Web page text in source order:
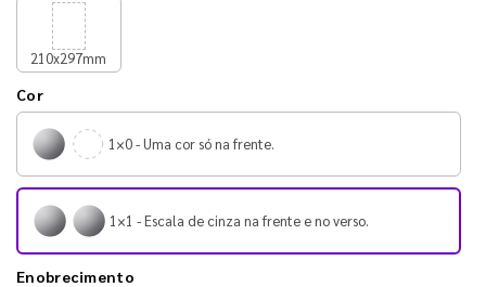
210x297mm
Cor
1×0 - Uma cor só na frente.
1×1 - Escala de cinza na frente e no verso.
Enobrecimento